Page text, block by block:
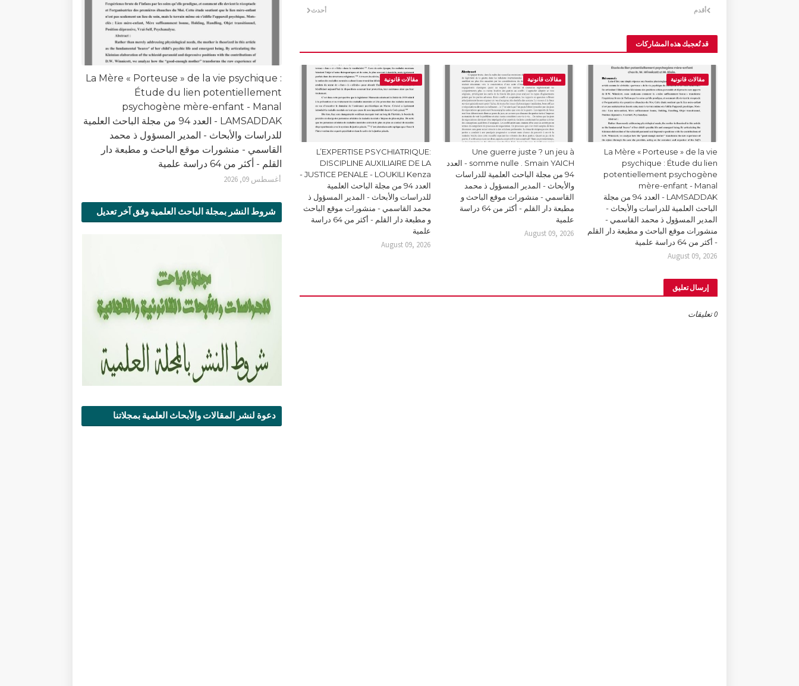
أحدث أقدم
قد تُعجبك هذه المشاركات
مقالات قانونية
La Mère « Porteuse » de la vie
psychique : Étude du lien
potentiellement psychogène
mère-enfant - Manal
LAMSADDAK - العدد 94 من مجلة
الباحث العلمية للدراسات والأبحاث -
المدير المسؤول ذ محمد القاسمي -
منشورات موقع الباحث و مطبعة دار القلم
- أكثر من 64 دراسة علمية
August 09, 2026
مقالات قانونية
Une guerre juste ? un jeu à
somme nulle . Smain YAICH - العدد
94 من مجلة الباحث العلمية للدراسات
والأبحاث - المدير المسؤول ذ محمد
القاسمي - منشورات موقع الباحث و
مطبعة دار القلم - أكثر من 64 دراسة
علمية
August 09, 2026
مقالات قانونية
L’EXPERTISE PSYCHIATRIQUE:
DISCIPLINE AUXILIAIRE DE LA
JUSTICE PENALE - LOUKILI Kenza -
العدد 94 من مجلة الباحث العلمية
للدراسات والأبحاث - المدير المسؤول ذ
محمد القاسمي - منشورات موقع الباحث
و مطبعة دار القلم - أكثر من 64 دراسة
علمية
August 09, 2026
إرسال تعليق
0 تعليقات
La Mère « Porteuse » de la vie psychique :
Étude du lien potentiellement
psychogène mère-enfant - Manal
LAMSADDAK - العدد 94 من مجلة الباحث العلمية
للدراسات والأبحاث - المدير المسؤول ذ محمد
القاسمي - منشورات موقع الباحث و مطبعة دار
القلم - أكثر من 64 دراسة علمية
أغسطس 09, 2026
شروط النشر بمجلة الباحث العلمية وفق آخر تعديل
دعوة لنشر المقالات والأبحاث العلمية بمجلاتنا